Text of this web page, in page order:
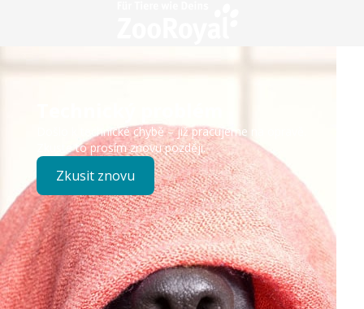
Došlo k technické chybě – již pracujeme na opravě.
Zkuste to prosím znovu později.
Zkusit znovu